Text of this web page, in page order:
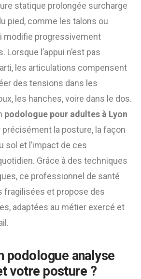
statique prolongée surcharge
pied, comme les talons ou
modifie progressivement
Lorsque l’appui n’est pas
les articulations compensent
des tensions dans les
les hanches, voire dans le dos.
podologue pour adultes à Lyon
précisément la posture, la façon
sol et l’impact de ces
Grâce à des techniques
ce professionnel de santé
fragilisées et propose des
adaptées au métier exercé et
podologue analyse
votre posture ?